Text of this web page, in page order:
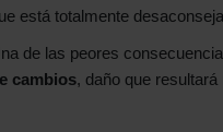
está totalmente
de las peores
cambios, daño que